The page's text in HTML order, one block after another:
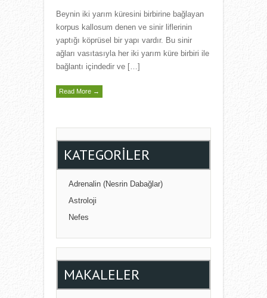
Beynin iki yarım küresini birbirine bağlayan
korpus kallosum denen ve sinir liflerinin
yaptığı köprüsel bir yapı vardır. Bu sinir
ağları vasıtasıyla her iki yarım küre birbiri ile
bağlantı içindedir ve […]
Read More →
KATEGORILER
Adrenalin (Nesrin Dabağlar)
Astroloji
Nefes
MAKALELER